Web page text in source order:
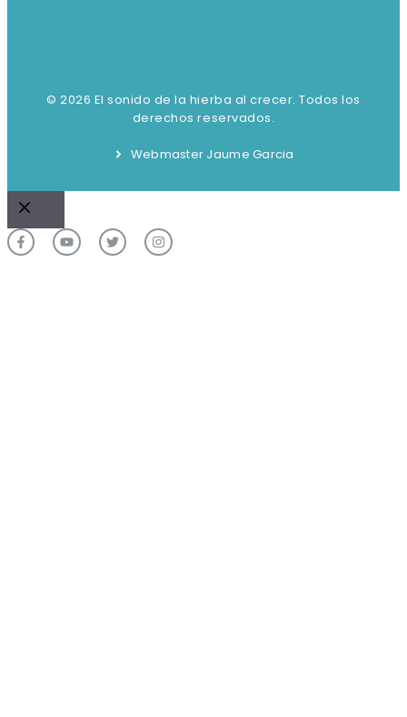
© 2026 El sonido de la hierba al crecer. Todos los
derechos reservados.
Webmaster Jaume Garcia
Cerrar